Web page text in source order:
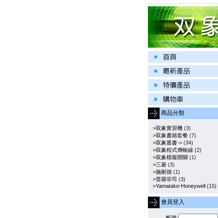
商品分類
>双象實習機(3)
>双象書籍套餐(7)
>双象叢書->(34)
>双象程式傳輸線 (2)
>双象模擬開關(1)
>三菱(3)
>施耐德(1)
>普羅菲司 (3)
>Yamatake-Honeywell(15)
會員登入